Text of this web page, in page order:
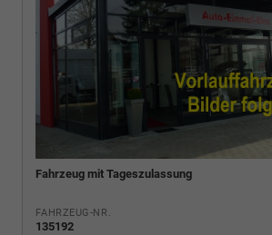
Fahrzeug mit Tageszulassung
FAHRZEUG-NR.
135192